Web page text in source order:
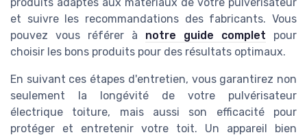
et suivre les recommandations des fabricants. Vous
pouvez vous référer à notre guide complet pour
choisir les bons produits pour des résultats optimaux.
En suivant ces étapes d'entretien, vous garantirez non
seulement la longévité de votre pulvérisateur
électrique toiture, mais aussi son efficacité pour
protéger et entretenir votre toit. Un appareil bien